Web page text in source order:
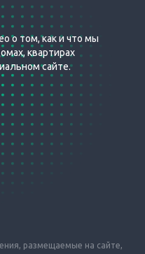
о том, как и что мы
квартирах
сайте.
размещаемые на сайте,